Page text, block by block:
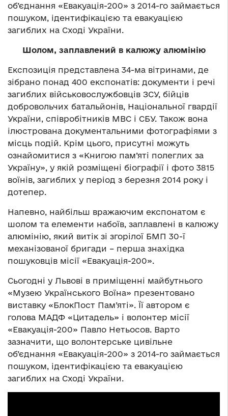
об’єднання «Евакуація-200» з 2014-го займається
пошуком, ідентифікацією та евакуацією
загиблих на Сході України.
Шолом, заплавлений в калюжу алюмінію
Експозиція представлена 34-ма вітринами, де
зібрано понад 400 експонатів: документи і речі
загиблих військовослужбовців ЗСУ, бійців
добровольчих батальйонів, Національної гвардії
України, співробітників МВС і СБУ. Також вона
ілюстрована документальними фотографіями з
місць подій. Крім цього, присутні можуть
ознайомитися з «Книгою пам’яті полеглих за
Україну», у якій розміщені біографії і фото 3815
воїнів, загиблих у період з березня 2014 року і
дотепер.
Напевно, найбільш вражаючим експонатом є
шолом та елементи набоїв, заплавлені в калюжу
алюмінію, який витік зі згорілої БМП 30-ї
механізованої бригади – перша знахідка
пошуковців місії «Евакуація-200».
Сьогодні у Львові в приміщенні майбутнього
«Музею Українського Воїна» презентовано
виставку «БлокПост Пам’яті». Її автором є
голова МАДФ «Цитадель» і волонтер місії
«Евакуація-200» Павло Нетьосов. Варто
зазначити, що волонтерське цивільне
об’єднання «Евакуація-200» з 2014-го займається
пошуком, ідентифікацією та евакуацією
загиблих на Сході України.